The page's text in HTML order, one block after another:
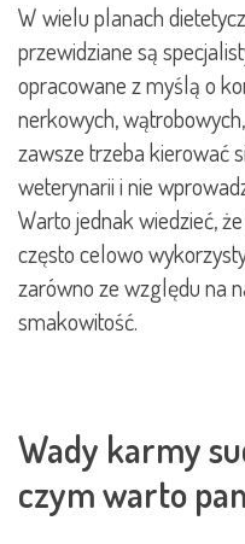
W wielu planach
przewidziane są
opracowane z myślą o
nerkowych,
zawsze trzeba kierować
weterynarii i nie
Warto jednak wiedzieć,
często celowo
zarówno ze względu na
smakowitość.
Wady karmy
czym warto